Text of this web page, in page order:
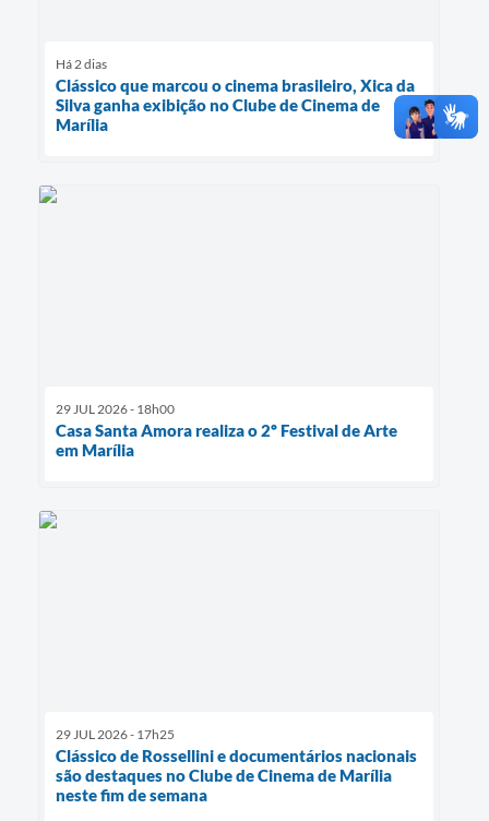
Há 2 dias
Clássico que marcou o cinema brasileiro, Xica da
Silva ganha exibição no Clube de Cinema de
Marília
29 JUL 2026 - 18h00
Casa Santa Amora realiza o 2º Festival de Arte
em Marília
29 JUL 2026 - 17h25
Clássico de Rossellini e documentários nacionais
são destaques no Clube de Cinema de Marília
neste fim de semana